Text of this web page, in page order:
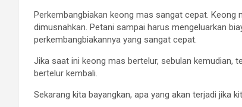
Perkembangbiakan keong mas sangat cepat.
dimusnahkan. Petani sampai harus mengeluarkan
perkembangbiakannya yang sangat cepat.
Jika saat ini keong mas bertelur, sebulan kemudian,
bertelur kembali.
Sekarang kita bayangkan, apa yang akan terjadi jika